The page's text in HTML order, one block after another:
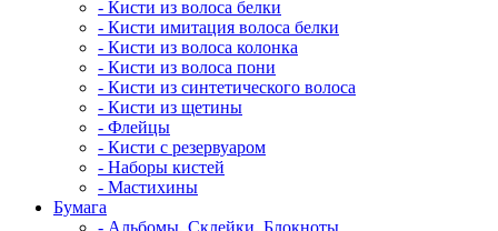
- Кисти из волоса белки
- Кисти имитация волоса белки
- Кисти из волоса колонка
- Кисти из волоса пони
- Кисти из синтетического волоса
- Кисти из щетины
- Флейцы
- Кисти с резервуаром
- Наборы кистей
- Мастихины
Бумага
- Альбомы. Склейки. Блокноты